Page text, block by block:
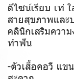
ดีไซน์เรียบ เท่
สายสุขภาพและ
คลินิกเสริมควา
ทำฟัน
-ตัวเสื้อคอวี แข